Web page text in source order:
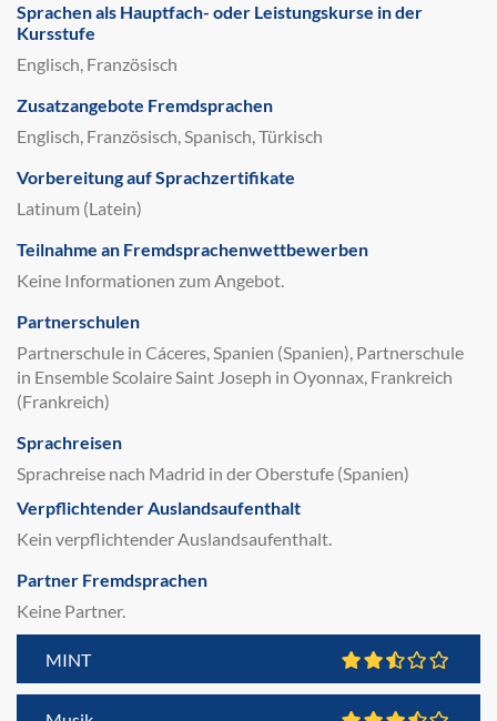
Sprachen als Hauptfach- oder Leistungskurse in der
Kursstufe
Englisch, Französisch
Zusatzangebote Fremdsprachen
Englisch, Französisch, Spanisch, Türkisch
Vorbereitung auf Sprachzertifikate
Latinum (Latein)
Teilnahme an Fremdsprachenwettbewerben
Keine Informationen zum Angebot.
Partnerschulen
Partnerschule in Cáceres, Spanien (Spanien), Partnerschule
in Ensemble Scolaire Saint Joseph in Oyonnax, Frankreich
(Frankreich)
Sprachreisen
Sprachreise nach Madrid in der Oberstufe (Spanien)
Verpflichtender Auslandsaufenthalt
Kein verpflichtender Auslandsaufenthalt.
Partner Fremdsprachen
Keine Partner.
MINT